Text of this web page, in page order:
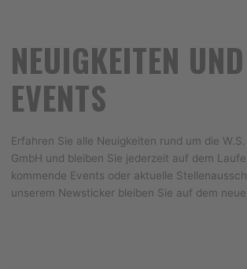
NEUIGKEITEN UND
EVENTS
Erfahren Sie alle Neuigkeiten rund um die
GmbH und bleiben Sie jederzeit auf dem
kommende Events oder aktuelle
unserem Newsticker bleiben Sie auf dem